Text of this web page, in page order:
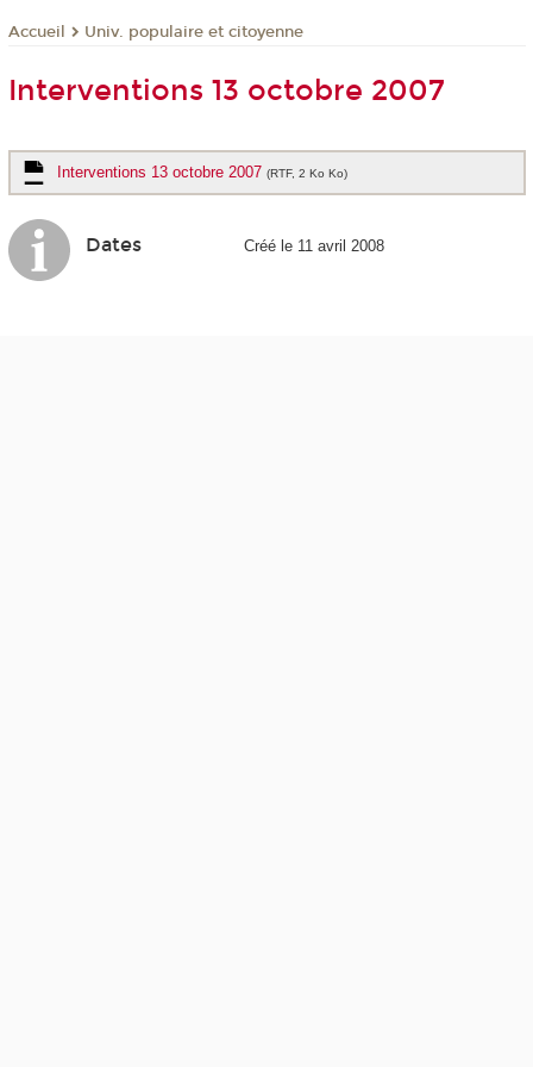
Accueil Univ. populaire et citoyenne
Interventions 13 octobre 2007
Interventions 13 octobre 2007 (RTF, 2 Ko Ko)
Dates Créé le 11 avril 2008